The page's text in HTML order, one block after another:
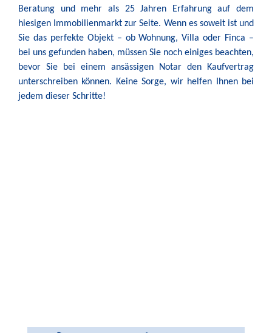
Beratung und mehr als 25 Jahren Erfahrung auf dem
hiesigen Immobilienmarkt zur Seite. Wenn es soweit ist und
Sie das perfekte Objekt – ob Wohnung, Villa oder Finca –
bei uns gefunden haben, müssen Sie noch einiges beachten,
bevor Sie bei einem ansässigen Notar den Kaufvertrag
unterschreiben können. Keine Sorge, wir helfen Ihnen bei
jedem dieser Schritte!